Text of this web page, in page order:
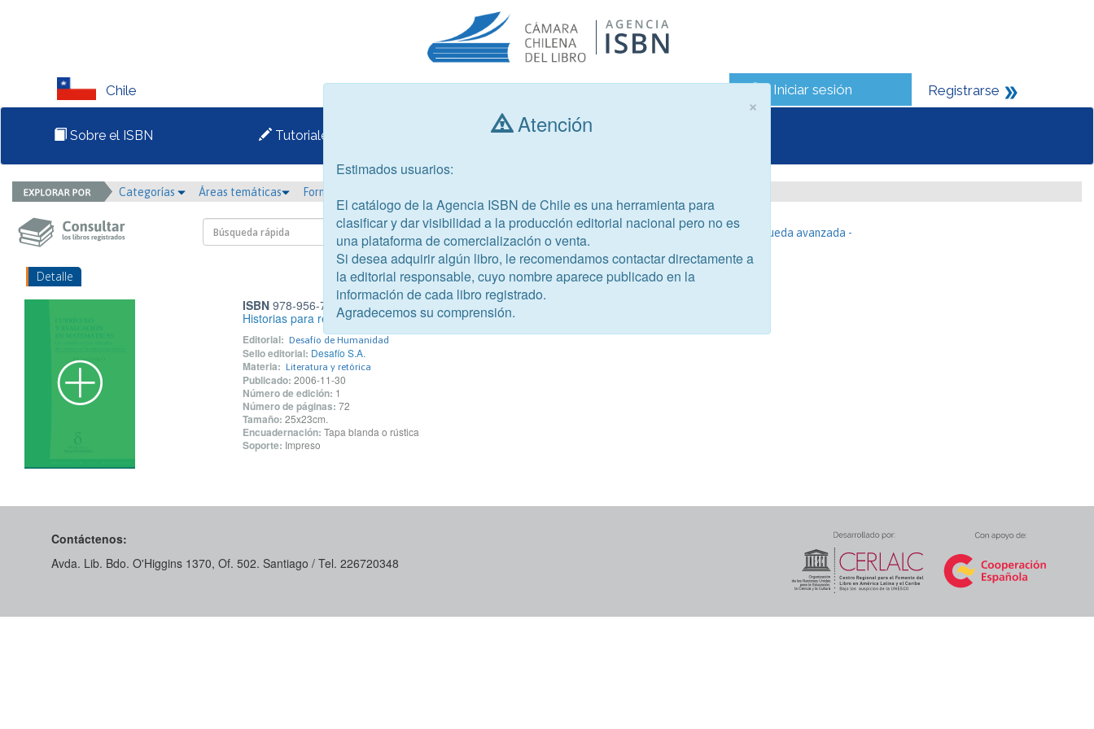
Chile Iniciar sesión Registrarse
Sobre el ISBN Tutoriales Consultar libros
Categorías Áreas temáticas Formato
- Búsqueda avanzada -
Detalle
ISBN978-956-7268-42-9
Historias para reflexionar IV
Editorial: Desafío de Humanidad
Sello editorial: Desafío S.A.
Materia: Literatura y retórica
Publicado: 2006-11-30
Número de edición: 1
Número de páginas: 72
Tamaño: 25x23cm.
Encuadernación: Tapa blanda o rústica
Soporte: Impreso
Contáctenos:
Avda. Lib. Bdo. O'Higgins 1370, Of. 502. Santiago / Tel. 226720348
×
Atención
Estimados usuarios:
El catálogo de la Agencia ISBN de Chile es una herramienta para
clasificar y dar visibilidad a la producción editorial nacional pero no es
una plataforma de comercialización o venta.
Si desea adquirir algún libro, le recomendamos contactar directamente a
la editorial responsable, cuyo nombre aparece publicado en la
información de cada libro registrado.
Agradecemos su comprensión.